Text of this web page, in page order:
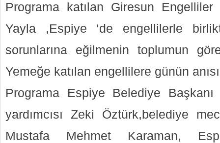
Programa katılan Giresun
Yayla ,Espiye ‘de engellilerle
sorunlarına eğilmenin toplumun
Yemeğe katılan engellilere günün
Programa Espiye Belediye
yardımcısı Zeki Öztürk,belediye
Mustafa Mehmet Karaman,